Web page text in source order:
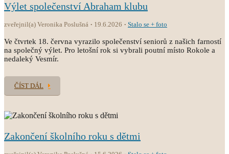
Výlet společenství Abraham klubu
zveřejnil(a) Veronika Poslušná 19.6.2026 Stalo se + foto
Ve čtvrtek 18. června vyrazilo společenství seniorů z našich farností
na společný výlet. Pro letošní rok si vybrali poutní místo Rokole a
nedaleký Vesmír.
ČÍST DÁL
Zakončení školního roku s dětmi